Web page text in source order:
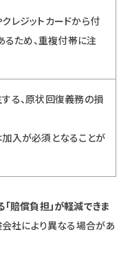
レジットカードから付
るため、重複付帯に注
る、原状回復義務の損
入が必須となることが
賠償負担」が軽減できま
会社により異なる場合があ